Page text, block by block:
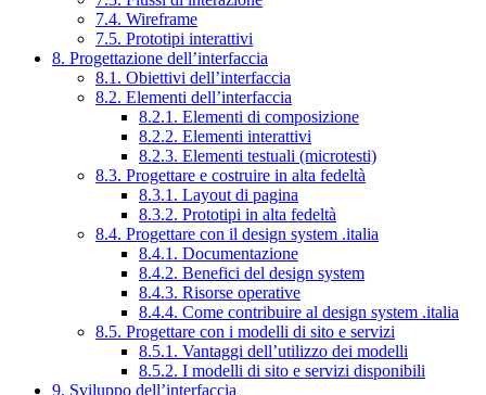
7.4. Wireframe
7.5. Prototipi interattivi
8. Progettazione dell’interfaccia
8.1. Obiettivi dell’interfaccia
8.2. Elementi dell’interfaccia
8.2.1. Elementi di composizione
8.2.2. Elementi interattivi
8.2.3. Elementi testuali (microtesti)
8.3. Progettare e costruire in alta fedeltà
8.3.1. Layout di pagina
8.3.2. Prototipi in alta fedeltà
8.4. Progettare con il design system .italia
8.4.1. Documentazione
8.4.2. Benefici del design system
8.4.3. Risorse operative
8.4.4. Come contribuire al design system .italia
8.5. Progettare con i modelli di sito e servizi
8.5.1. Vantaggi dell’utilizzo dei modelli
8.5.2. I modelli di sito e servizi disponibili
9. Sviluppo dell’interfaccia